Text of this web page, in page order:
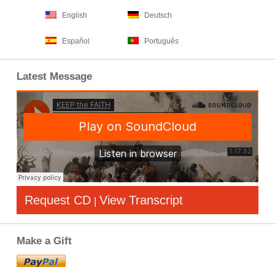
English Deutsch
Español Português
Latest Message
Request CD | View Transcript
Make a Gift